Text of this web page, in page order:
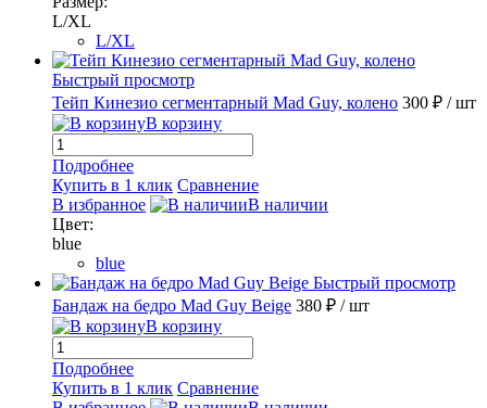
L/XL
L/XL
Быстрый просмотр
Тейп Кинезио сегментарный Mad Guy, колено 300 ₽ / шт
В корзину
Подробнее
Купить в 1 клик Сравнение
В избранное
В наличии
Цвет:
blue
blue
Быстрый просмотр
Бандаж на бедро Mad Guy Beige 380 ₽ / шт
В корзину
Подробнее
Купить в 1 клик Сравнение